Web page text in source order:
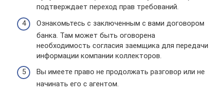
подтверждает переход прав требований.
Ознакомьтесь с заключенным с вами договором
банка. Там может быть оговорена
необходимость согласия заемщика для передачи
информации компании коллекторов.
Вы имеете право не продолжать разговор или не
начинать его с агентом.